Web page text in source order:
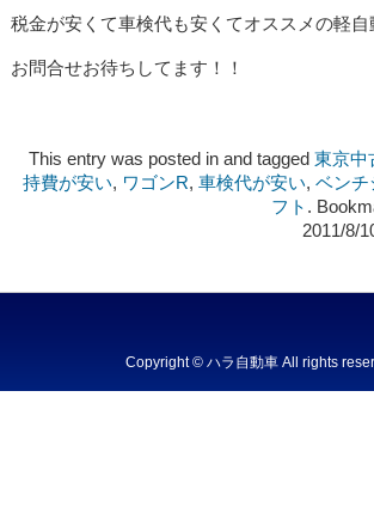
税金が安くて車検代も安くてオススメの軽自
お問合せお待ちしてます！！
This entry was posted in and tagged東京中
持費が安い, ワゴンR,車検代が安い,ベンチ
フト .
2011/8/
Copyright © ハラ自動車 All rights